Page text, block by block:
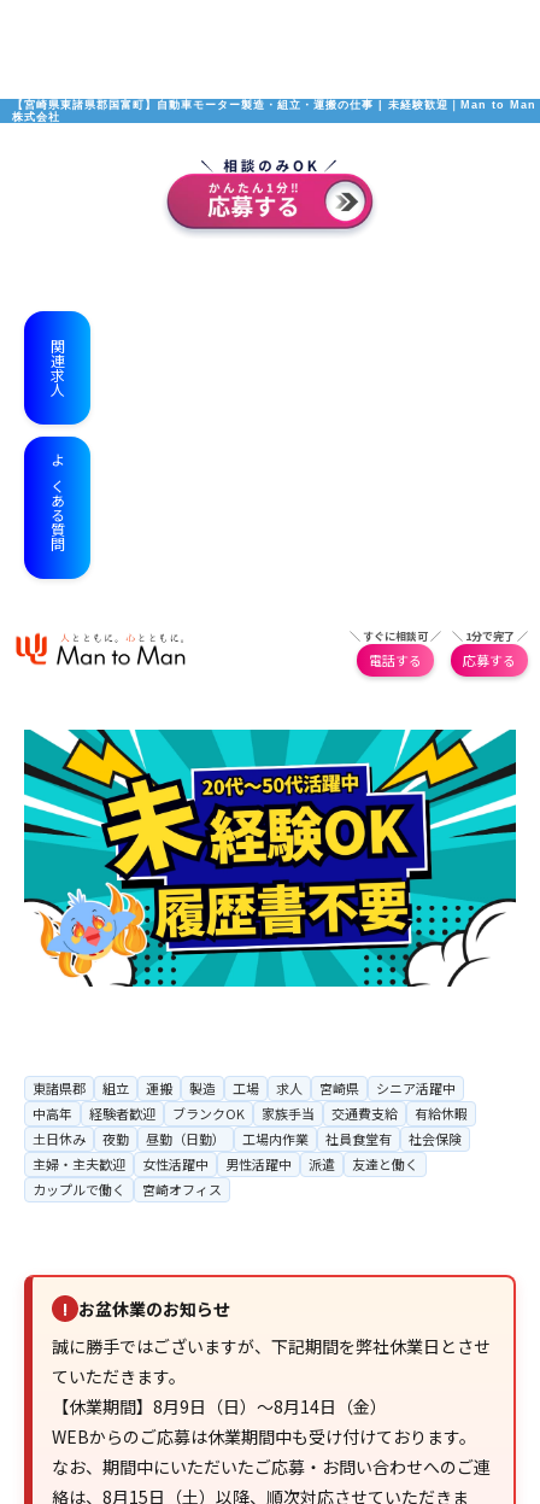
【宮崎県東諸県郡国富町】自動車モーター製造・組立・運搬の仕事 | 未経験歓迎｜Man to Man
株式会社
関連求人
よくある質問
＼ すぐに相談可 ／
電話する
＼ 1分で完了 ／
応募する
東諸県郡 組立 運搬 製造 工場 求人 宮崎県
シニア活躍中
中高年
経験者歓迎 ブランクOK 家族手当 交通費支給
有給休暇
土日休み
夜勤 昼勤（日勤） 工場内作業 社員食堂有
社会保険
主婦・主夫歓迎
女性活躍中 男性活躍中 派遣
友達と働く
カップルで働く
宮崎オフィス
! お盆休業のお知らせ
誠に勝手ではございますが、下記期間を弊社休業日とさせ
ていただきます。
【休業期間】8月9日（日）～8月14日（金）
WEBからのご応募は休業期間中も受け付けております。
なお、期間中にいただいたご応募・お問い合わせへのご連
絡は、8月15日（土）以降、順次対応させていただきま